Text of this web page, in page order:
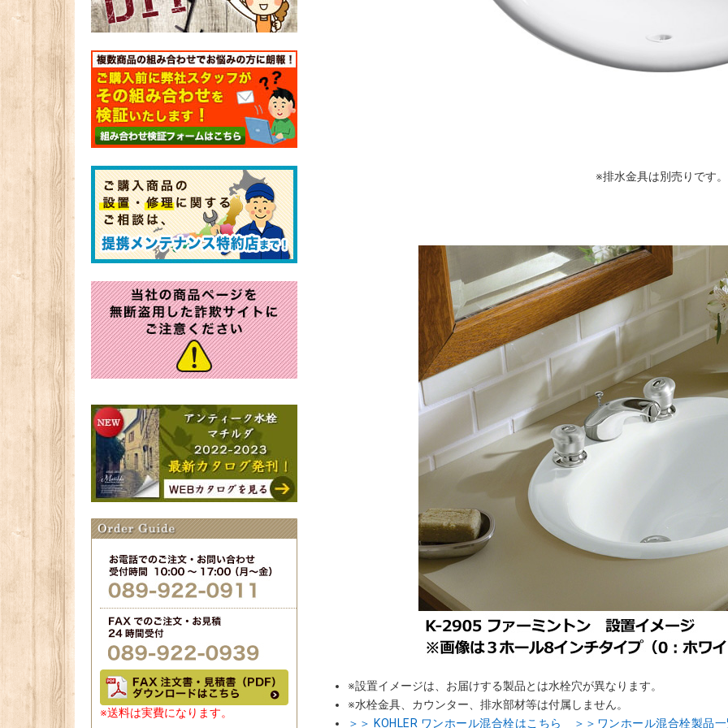
※送料は実費になります。
※排水金具は別売りです。
※設置イメージは、お届けする製品とは水栓穴が異なります。
※水栓金具、カウンター、排水部材等は付属しません。
＞＞ KOHLER ワンホール混合栓はこちら
＞＞ワンホール混合栓製品